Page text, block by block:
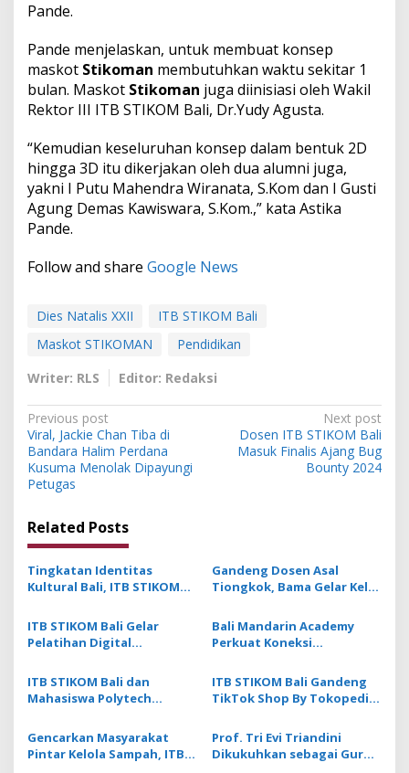
Pande.
Pande menjelaskan, untuk membuat konsep
maskot Stikoman membutuhkan waktu sekitar 1
bulan. Maskot Stikoman juga diinisiasi oleh Wakil
Rektor III ITB STIKOM Bali, Dr.Yudy Agusta.
“Kemudian keseluruhan konsep dalam bentuk 2D
hingga 3D itu dikerjakan oleh dua alumni juga,
yakni I Putu Mahendra Wiranata, S.Kom dan I Gusti
Agung Demas Kawiswara, S.Kom.,” kata Astika
Pande.
Follow and share Google News
Dies Natalis XXII
ITB STIKOM Bali
Maskot STIKOMAN
Pendidikan
Writer: RLS
Editor: Redaksi
P
o
s
t
n
a
v
i
g
a
t
i
o
n
Previous post
Viral, Jackie Chan Tiba di
Bandara Halim Perdana
Kusuma Menolak Dipayungi
Petugas
Next post
Dosen ITB STIKOM Bali
Masuk Finalis Ajang Bug
Bounty 2024
Related Posts
Tingkatan Identitas
Kultural Bali, ITB STIKOM
Usaha Perempuan
Pengrajin Kebaya
Gandeng Dosen Asal
Tiongkok, Bama Gelar Kelas
Bahas Cara Pesan Menu
Restoran
ITB STIKOM Bali Gelar
Pelatihan Digital
Teknologi 3D Scanner
Bali Mandarin Academy
Perkuat Koneksi
bagi Indonesia dan
Tiongkok
ITB STIKOM Bali dan
Mahasiswa Polytech
Berkolaborasi Kembangkan
Desa Digital di Punggul
ITB STIKOM Bali Gandeng
TikTok Shop By Tokopedia
Perdagangan Berbasis
Digital
Gencarkan Masyarakat
Pintar Kelola Sampah, ITB
Prof. Tri Evi Triandini
Dikukuhkan sebagai Guru